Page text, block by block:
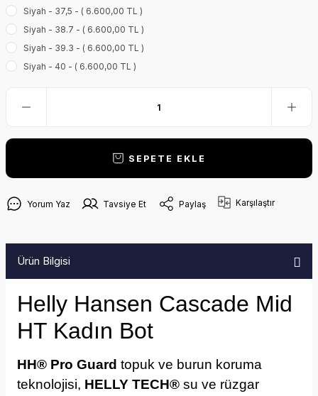
Siyah - 37,5 - ( 6.600,00 TL )
Siyah - 38.7 - ( 6.600,00 TL )
Siyah - 39.3 - ( 6.600,00 TL )
Siyah - 40 - ( 6.600,00 TL )
SEPETE EKLE
Yorum Yaz Tavsiye Et Paylaş Karşılaştır
Ürün Bilgisi
Helly Hansen Cascade Mid
HT Kadın Bot
HH® Pro Guard topuk ve burun koruma
teknolojisi, HELLY TECH® su ve rüzgar